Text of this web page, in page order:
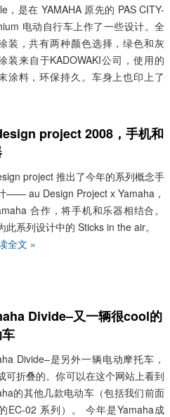
，是在 YAMAHA 原先的 PAS CITY-
电动自行车上作了一些设计。全
装，共有两种颜色选择，绿色和灰
装来自于KADOWAKI公司，使用的
涂料，环保持久。车身上也印上了
篮，与一般自行车配置的金属丝购物篮
的是，这个购物篮和超市的购物篮差
有它那普遍的标志...
project 2008，手机和
project 推出了今年的系列概念手
—— au Design Project x Yamaha，
合作，将手机和乐器相结合。
此系列设计中的 Sticks in the air。
全文 »
Divide–又一辆很cool的
Divide–是另外一辆电动摩托车，
可折叠的。你可以在这个网站上看到
的其他几款电动车（包括我们前面
EC-02 系列）。 今年是Yamaha成